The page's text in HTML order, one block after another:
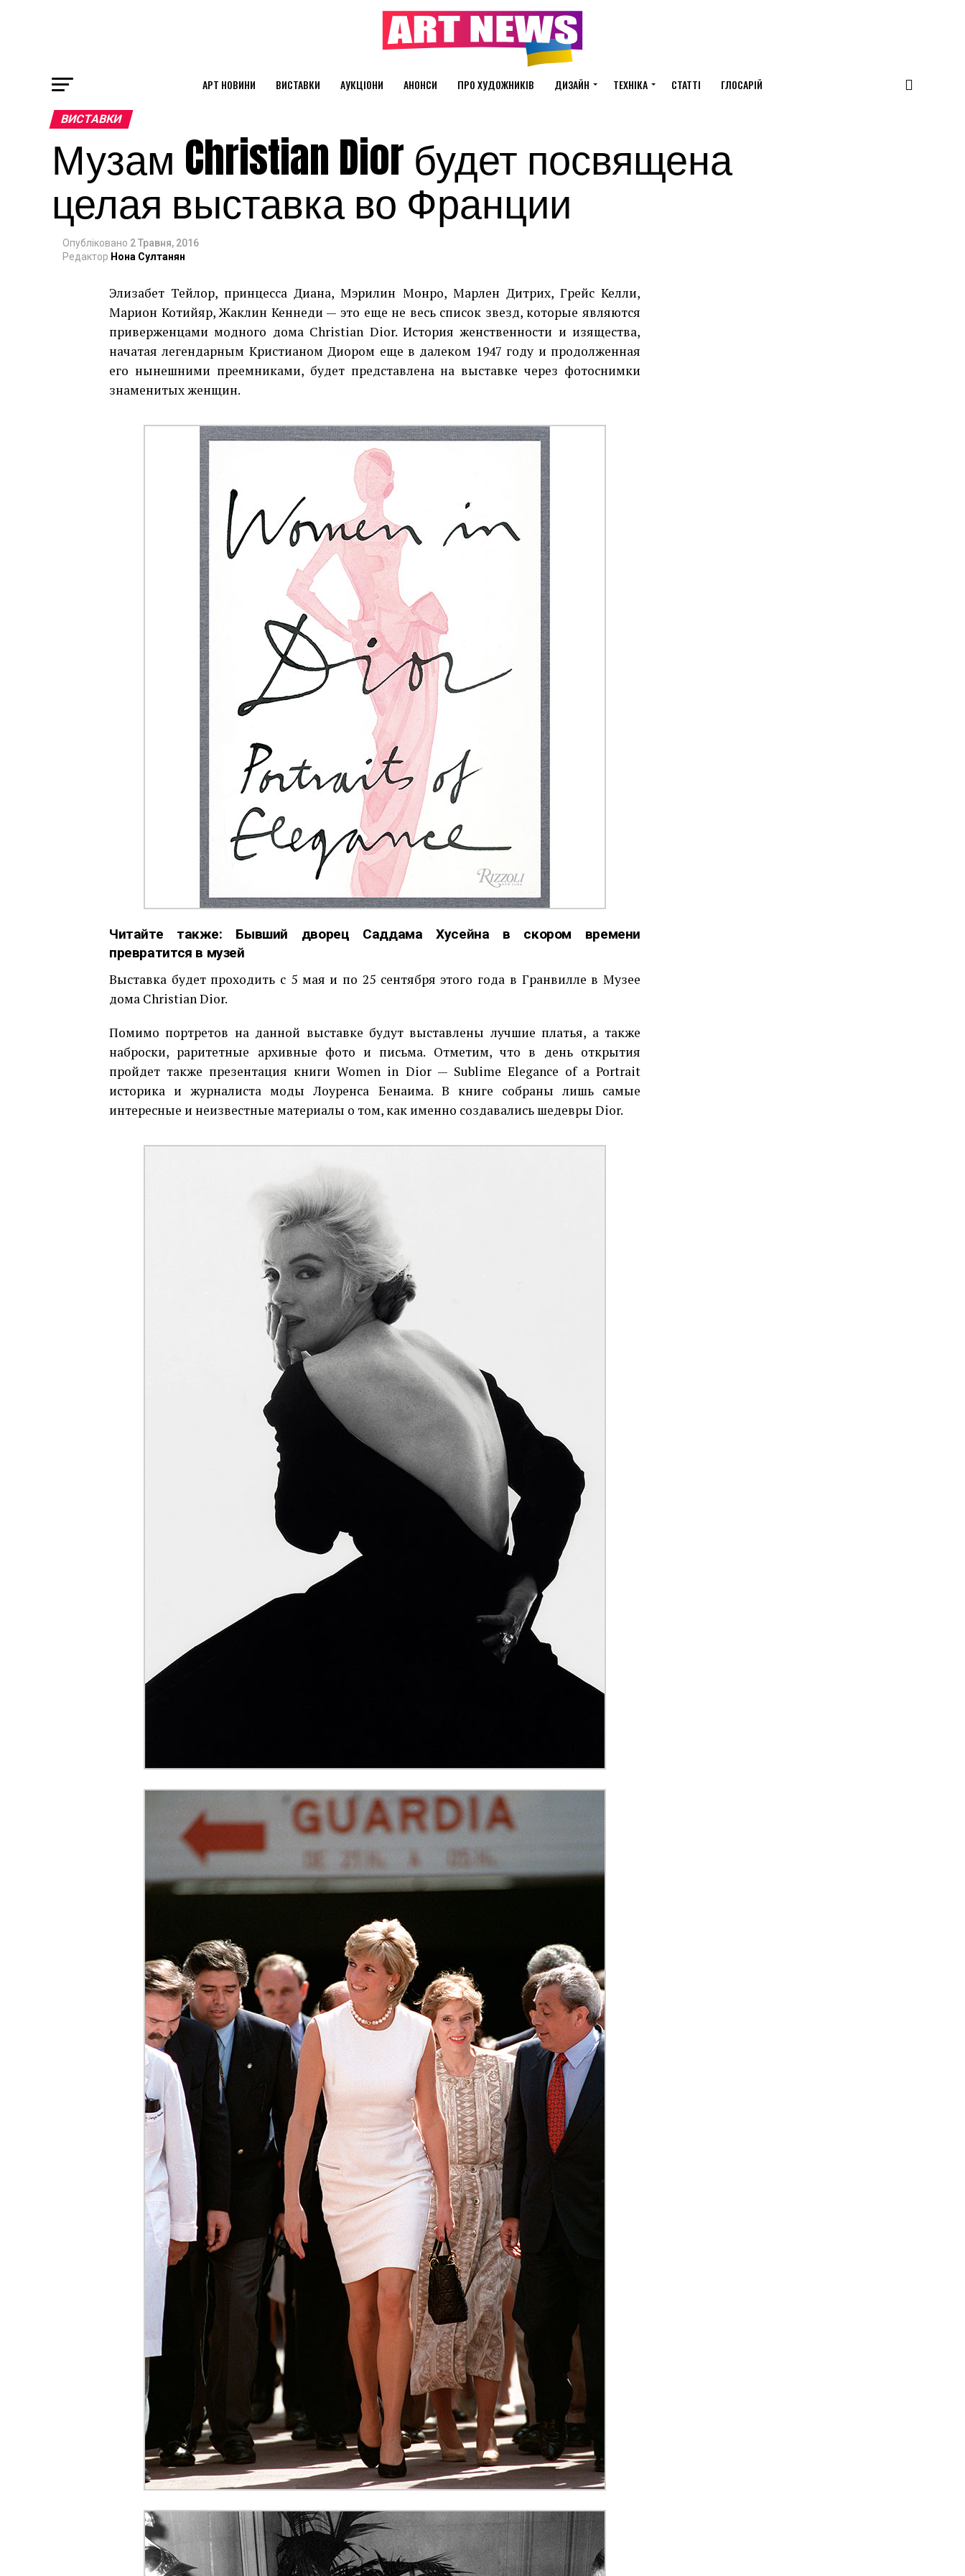
АРТ НОВИНИ ВИСТАВКИ АУКЦІОНИ АНОНСИ ПРО ХУДОЖНИКІВ ДИЗАЙН ТЕХНІКА СТАТТІ ГЛОСАРІЙ
ВИСТАВКИ
Музам Christian Dior будет посвящена
целая выставка во Франции
Опубліковано 2 Травня, 2016
Редактор Нона Султанян
Элизабет Тейлор, принцесса Диана, Мэрилин Монро, Марлен Дитрих, Грейс Келли,
Марион Котийяр, Жаклин Кеннеди — это еще не весь список звезд, которые являются
приверженцами модного дома Christian Dior. История женственности и изящества,
начатая легендарным Кристианом Диором еще в далеком 1947 году и продолженная
его нынешними преемниками, будет представлена на выставке через фотоснимки
знаменитых женщин.
Читайте также: Бывший дворец Саддама Хусейна в скором времени
превратится в музей
Выставка будет проходить с 5 мая и по 25 сентября этого года в Гранвилле в Музее
дома Christian Dior.
Помимо портретов на данной выставке будут выставлены лучшие платья, а также
наброски, раритетные архивные фото и письма. Отметим, что в день открытия
пройдет также презентация книги Wоmen in Diоr — Sublime Elegance оf а Portrait
историка и журналиста моды Лоуренса Бенаима. В книге собраны лишь самые
интересные и неизвестные материалы о том, как именно создавались шедевры Dior.